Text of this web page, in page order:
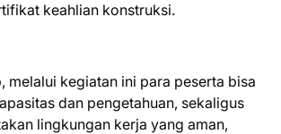
keahlian konstruksi.
melalui kegiatan ini para peserta bisa
dan pengetahuan, sekaligus
lingkungan kerja yang aman,